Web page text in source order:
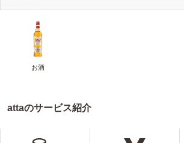
お酒
attaのサービス紹介